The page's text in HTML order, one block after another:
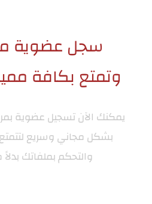
سجل عضوية
وتمتع بكافة
يمكنك الآن تسجيل عضوية
بشكل مجاني وسريع
والتحكم بملفاتك بدلاً